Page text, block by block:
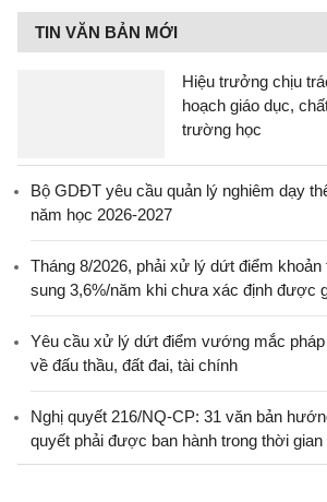
TIN VĂN BẢN MỚI
Hiệu trưởng chịu
hoạch giáo dục,
trường học
Bộ GDĐT yêu cầu quản lý nghiêm dạy
năm học 2026-2027
Tháng 8/2026, phải xử lý dứt điểm khoản
sung 3,6%/năm khi chưa xác định được
Yêu cầu xử lý dứt điểm vướng mắc pháp
về đấu thầu, đất đai, tài chính
Nghị quyết 216/NQ-CP: 31 văn bản
quyết phải được ban hành trong thời